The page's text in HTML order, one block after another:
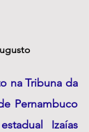
na Tribuna da
Pernambuco
Izaías